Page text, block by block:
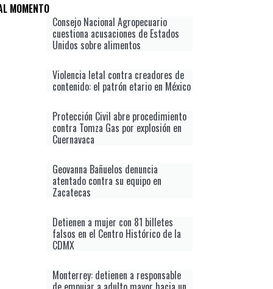
MOMENTO
Consejo Nacional Agropecuario
cuestiona acusaciones de Estados
Unidos sobre alimentos
Violencia letal contra creadores de
contenido: el patrón etario en México
Protección Civil abre procedimiento
contra Tomza Gas por explosión en
Cuernavaca
Geovanna Bañuelos denuncia
atentado contra su equipo en
Zacatecas
Detienen a mujer con 81 billetes
falsos en el Centro Histórico de la
CDMX
Monterrey: detienen a responsable